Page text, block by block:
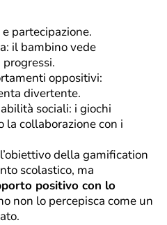
partecipazione.
il bambino vede
oppositivi:
divertente.
sociali: i giochi
la collaborazione con i
della gamification
scolastico, ma
positivo con lo
non lo percepisca come un